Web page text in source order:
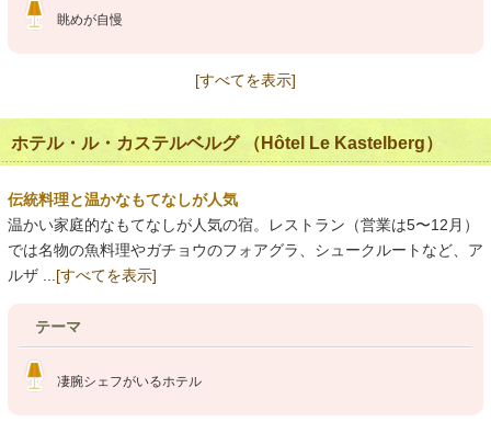
眺めが自慢
[すべてを表示]
ホテル・ル・カステルベルグ （Hôtel Le Kastelberg）
伝統料理と温かなもてなしが人気
温かい家庭的なもてなしが人気の宿。レストラン（営業は5〜12月）
では名物の魚料理やガチョウのフォアグラ、シュークルートなど、ア
ルザ ...[すべてを表示]
テーマ
凄腕シェフがいるホテル